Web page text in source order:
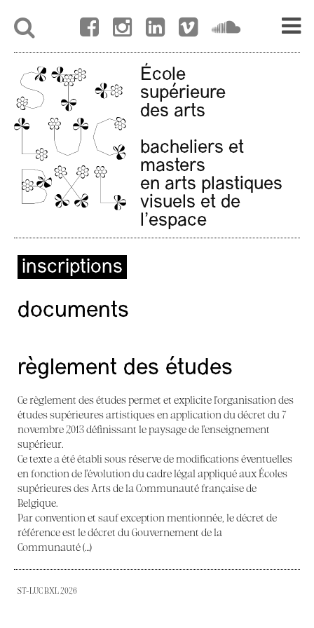
École
supérieure
des arts
bacheliers et
masters
en arts plastiques
visuels et de
l'espace
inscriptions
documents
règlement des études
Ce règlement des études permet et explicite l’organisation des
études supérieures artistiques en application du décret du 7
novembre 2013 définissant le paysage de l’enseignement
supérieur.
Ce texte a été établi sous réserve de modifications éventuelles
en fonction de l’évolution du cadre légal appliqué aux Écoles
supérieures des Arts de la Communauté française de
Belgique.
Par convention et sauf exception mentionnée, le décret de
référence est le décret du Gouvernement de la
Communauté (…)
ST-LUC BXL 2026